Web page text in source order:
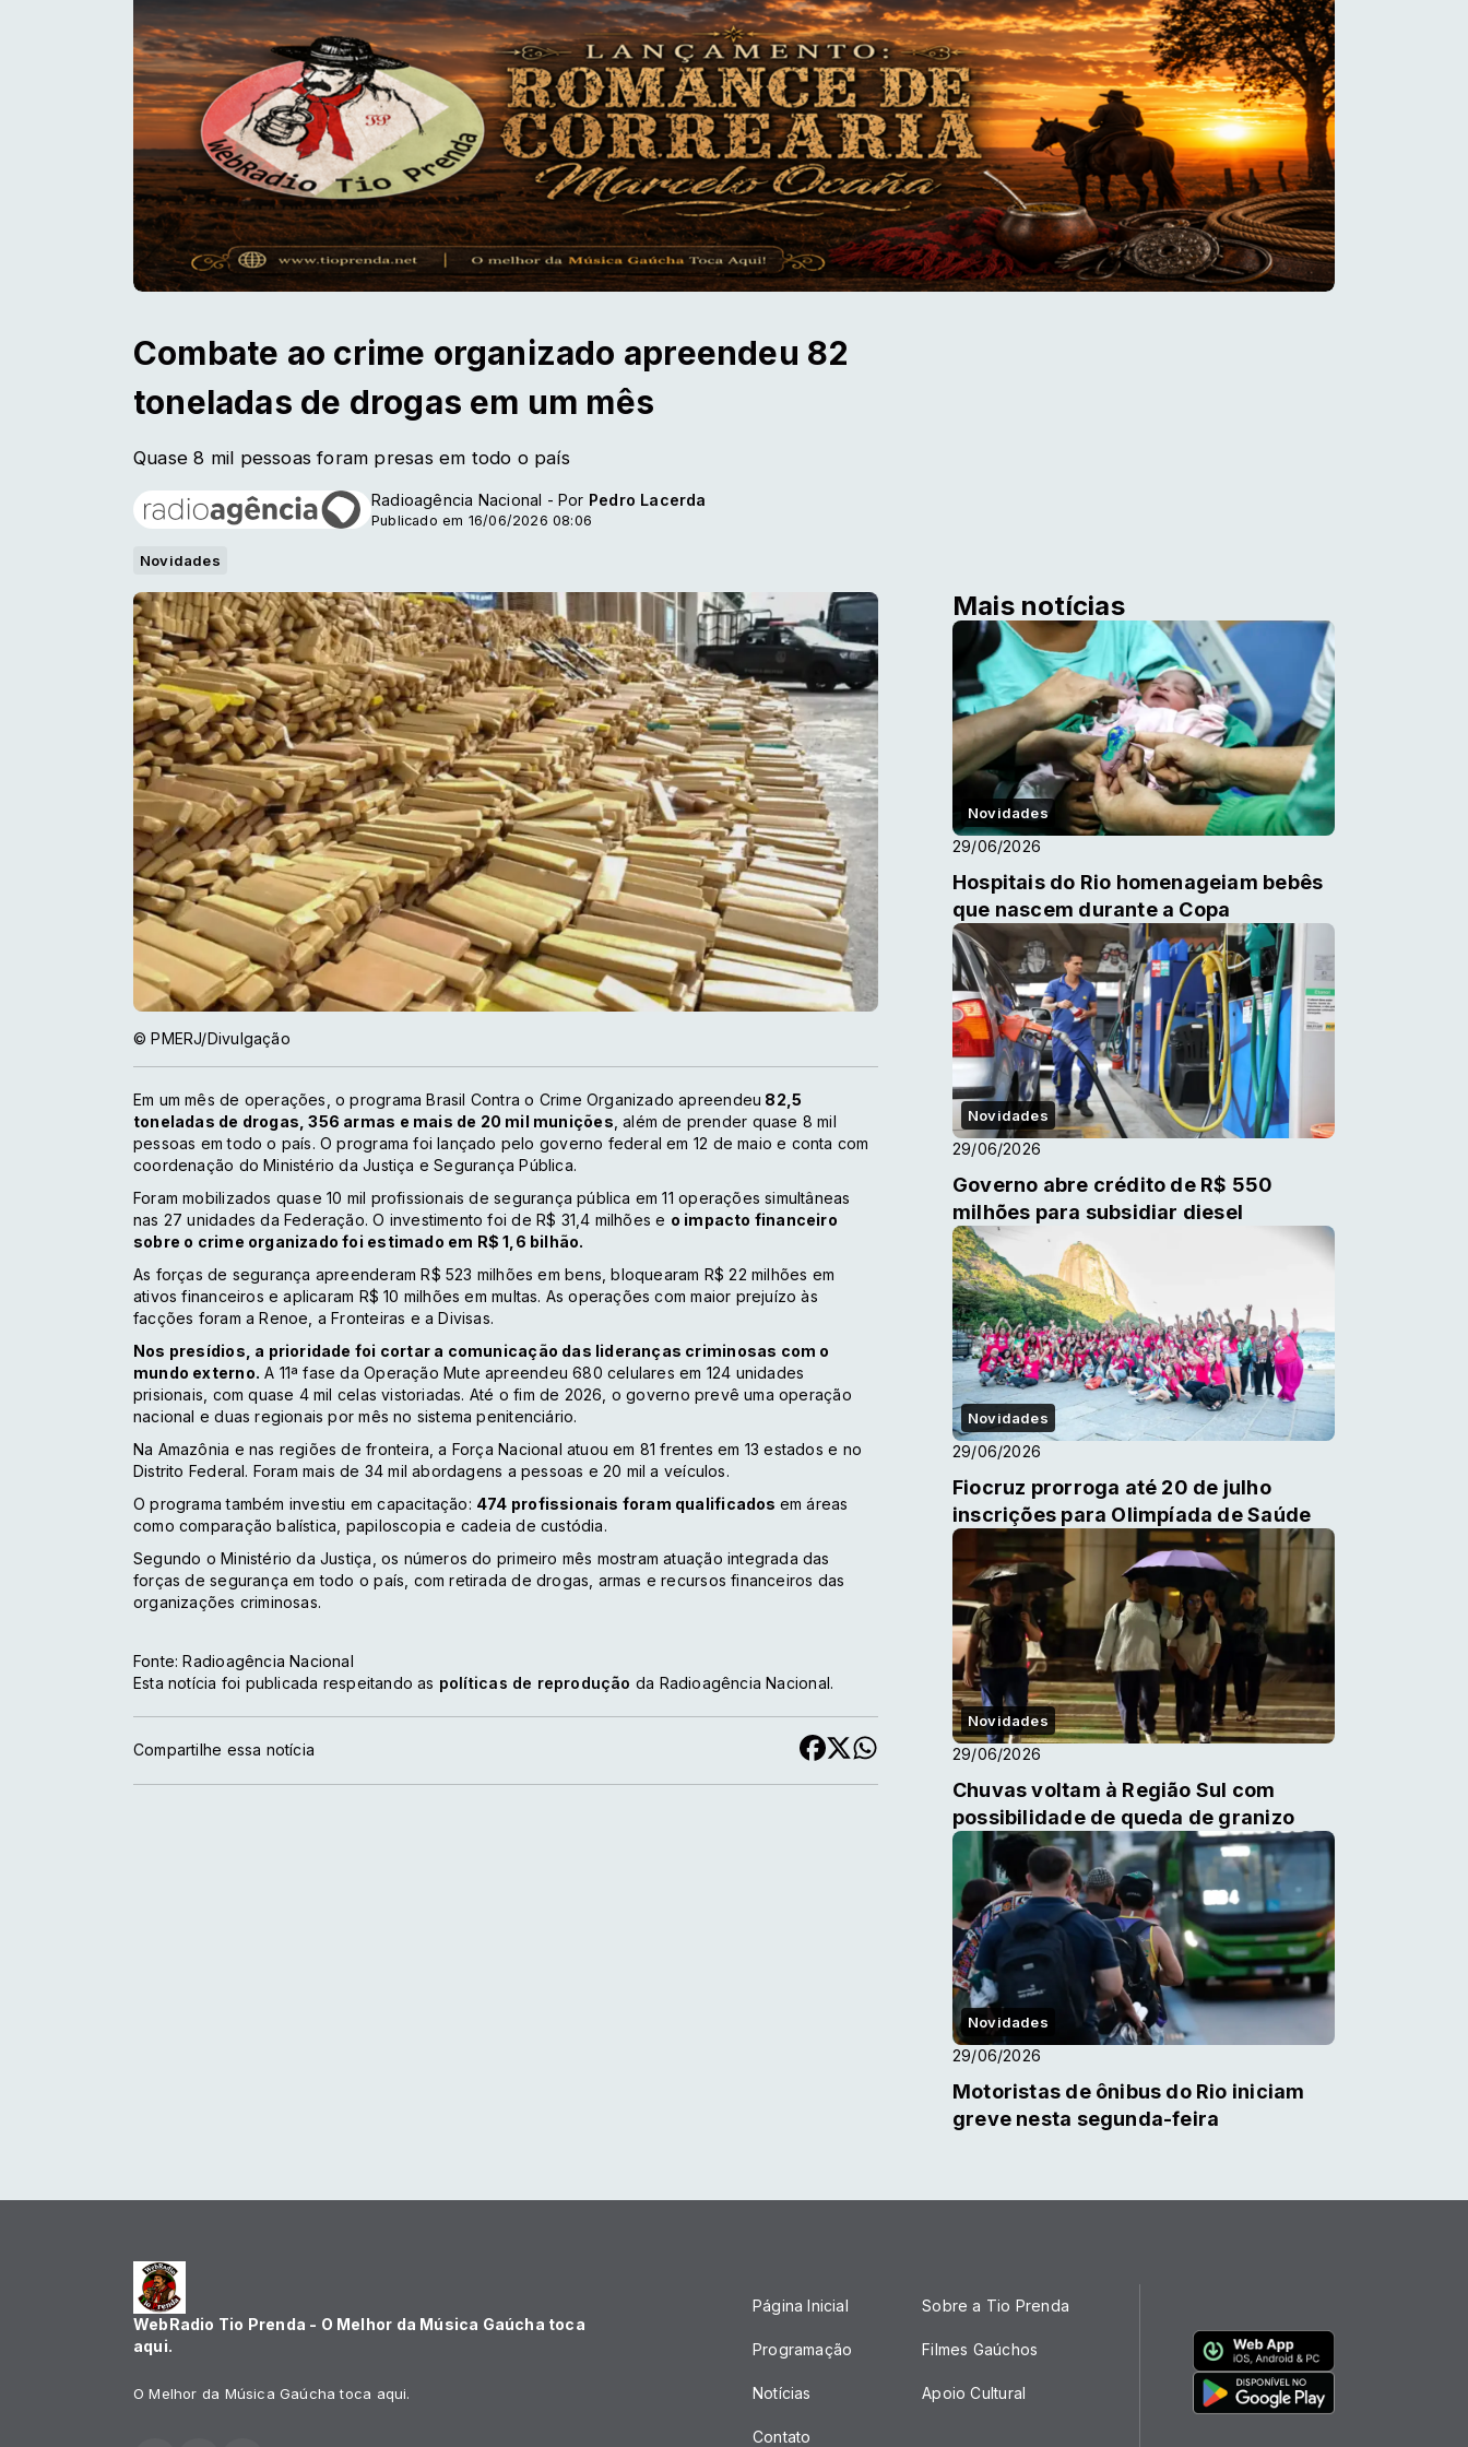
Combate ao crime organizado apreendeu 82
toneladas de drogas em um mês
Quase 8 mil pessoas foram presas em todo o país
Radioagência Nacional - Por Pedro Lacerda
Publicado em 16/06/2026 08:06
Novidades
© PMERJ/Divulgação
Em um mês de operações, o programa Brasil Contra o Crime Organizado apreendeu 82,5
toneladas de drogas, 356 armas e mais de 20 mil munições , além de prender quase 8 mil
pessoas em todo o país. O programa foi lançado pelo governo federal em 12 de maio e conta com
coordenação do Ministério da Justiça e Segurança Pública.
Foram mobilizados quase 10 mil profissionais de segurança pública em 11 operações simultâneas
nas 27 unidades da Federação. O investimento foi de R$ 31,4 milhões e o impacto financeiro
sobre o crime organizado foi estimado em R$ 1,6 bilhão.
As forças de segurança apreenderam R$ 523 milhões em bens, bloquearam R$ 22 milhões em
ativos financeiros e aplicaram R$ 10 milhões em multas. As operações com maior prejuízo às
facções foram a Renoe, a Fronteiras e a Divisas.
Nos presídios, a prioridade foi cortar a comunicação das lideranças criminosas com o
mundo externo. A 11ª fase da Operação Mute apreendeu 680 celulares em 124 unidades
prisionais, com quase 4 mil celas vistoriadas. Até o fim de 2026, o governo prevê uma operação
nacional e duas regionais por mês no sistema penitenciário.
Na Amazônia e nas regiões de fronteira, a Força Nacional atuou em 81 frentes em 13 estados e no
Distrito Federal. Foram mais de 34 mil abordagens a pessoas e 20 mil a veículos.
O programa também investiu em capacitação: 474 profissionais foram qualificados em áreas
como comparação balística, papiloscopia e cadeia de custódia.
Segundo o Ministério da Justiça, os números do primeiro mês mostram atuação integrada das
forças de segurança em todo o país, com retirada de drogas, armas e recursos financeiros das
organizações criminosas.
Fonte: Radioagência Nacional
Esta notícia foi publicada respeitando as políticas de reprodução da Radioagência Nacional.
Compartilhe essa notícia
Mais notícias
Novidades
29/06/2026
Hospitais do Rio homenageiam bebês
que nascem durante a Copa
Novidades
29/06/2026
Governo abre crédito de R$ 550
milhões para subsidiar diesel
Novidades
29/06/2026
Fiocruz prorroga até 20 de julho
inscrições para Olimpíada de Saúde
Novidades
29/06/2026
Chuvas voltam à Região Sul com
possibilidade de queda de granizo
Novidades
29/06/2026
Motoristas de ônibus do Rio iniciam
greve nesta segunda-feira
WebRadio Tio Prenda - O Melhor da Música Gaúcha toca
aqui.
O Melhor da Música Gaúcha toca aqui.
Página Inicial
Programação
Notícias
Contato
Sobre a Tio Prenda
Filmes Gaúchos
Apoio Cultural